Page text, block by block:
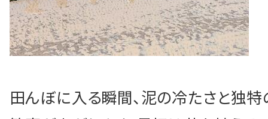
採用情報
田んぼに入る瞬間、泥の冷たさと独特